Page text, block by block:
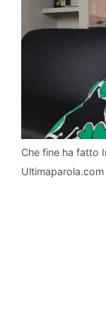
Che fine ha fatto
Ultimaparola.com